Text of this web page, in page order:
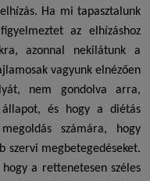
Ha mi tapasztalunk
az elhízáshoz
azonnal nekilátunk a
vagyunk elnézően
nem gondolva arra,
állapot, és hogy a diétás
számára, hogy
szervi megbetegedéseket.
a rettenetesen széles